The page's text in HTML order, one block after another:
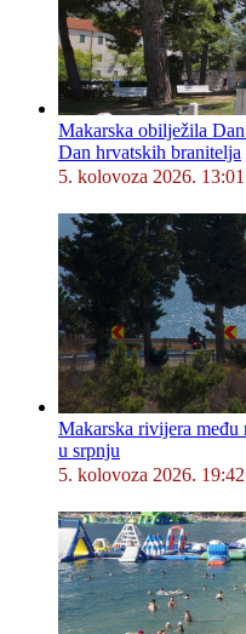
Makarska obilježila
Dan hrvatskih branitelja
5. kolovoza 2026. 13:01
Makarska rivijera među
u srpnju
5. kolovoza 2026. 19:42